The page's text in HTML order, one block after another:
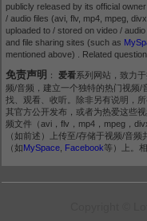
publicly released by its official
/ audio files (avi, flv, mp4, mpeg,
uploaded to / stored on video /
and file sharing sites (such as
mentioned above) . Related
免责声明 ： 爱看系列网站，致力
频/音频，建立一个独特的热门视频/
找、观看、收听。除非另有说明，
其官方公开发布，或者为热爱这些
频文件（avi，flv，mp4，mpeg，
（如前述）上传至/存储于视频/音频
（如MySpace Facebook等）上。